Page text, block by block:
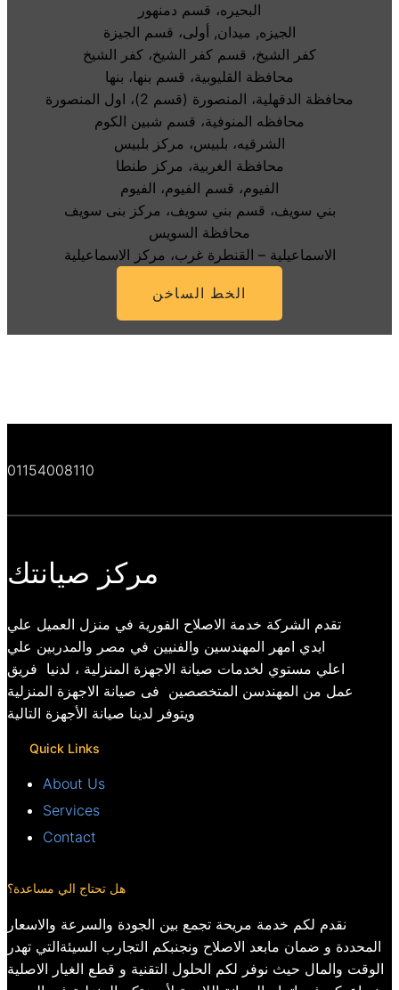
البحيره، قسم دمنهور
الجيزه, ميدان, أولى، قسم الجيزة
كفر الشيخ، قسم كفر الشيخ، كفر الشيخ
محافظة القليوبية، قسم بنها، بنها
محافظة الدقهلية، المنصورة (قسم 2)، اول المنصورة
محافظه المنوفية، قسم شبين الكوم
الشرقيه، بلبيس، مركز بلبيس
محافظة الغربية، مركز طنطا
الفيوم، قسم الفيوم، الفيوم
بني سويف، قسم بني سويف، مركز بنى سويف
محافظة السويس
الاسماعيلية – القنطرة غرب، مركز الاسماعيلية
الخط الساخن
01154008110
مركز صيانتك
تقدم الشركة خدمة الاصلاح الفورية في منزل العميل علي
ايدي امهر المهندسين والفنيين في مصر والمدربين علي
اعلي مستوي لخدمات صيانة الاجهزة المنزلية ، لدنيا فريق
عمل من المهندسن المتخصصين فى صيانة الاجهزة المنزلية
ويتوفر لدينا صيانة الأجهزة التالية
Quick Links
About Us
Services
Contact
هل تحتاج الي مساعدة؟
نقدم لكم خدمة مريحة تجمع بين الجودة والسرعة والاسعار
المحددة و ضمان مابعد الاصلاح ونجنبكم التجارب السيئةالتي تهدر
الوقت والمال حيث نوفر لكم الحلول التقنية و قطع الغيار الاصلية